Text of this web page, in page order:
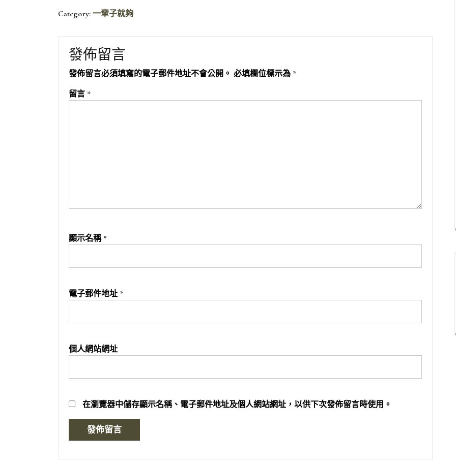
Category: 一輩子就夠
發佈留言
發佈留言必須填寫的電子郵件地址不會公開。 必填欄位標示為 *
留言 *
顯示名稱 *
電子郵件地址 *
個人網站網址
在瀏覽器中儲存顯示名稱、電子郵件地址及個人網站網址，以供下次發佈留言時使用。